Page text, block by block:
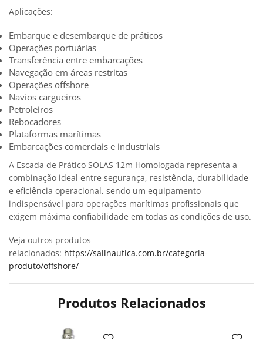
Aplicações:
Embarque e desembarque de práticos
Operações portuárias
Transferência entre embarcações
Navegação em áreas restritas
Operações offshore
Navios cargueiros
Petroleiros
Rebocadores
Plataformas marítimas
Embarcações comerciais e industriais
A Escada de Prático SOLAS 12m Homologada representa a
combinação ideal entre segurança, resistência, durabilidade
e eficiência operacional, sendo um equipamento
indispensável para operações marítimas profissionais que
exigem máxima confiabilidade em todas as condições de uso.
Veja outros produtos
relacionados: https://sailnautica.com.br/categoria-
produto/offshore/
Produtos Relacionados